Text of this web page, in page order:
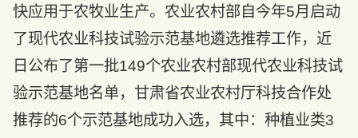
快应用于农牧业生产。农业农村部自今年5月启动
了现代农业科技试验示范基地遴选推荐工作，近
日公布了第一批149个农业农村部现代农业科技试
验示范基地名单，甘肃省农业农村厅科技合作处
推荐的6个示范基地成功入选，其中：种植业类3